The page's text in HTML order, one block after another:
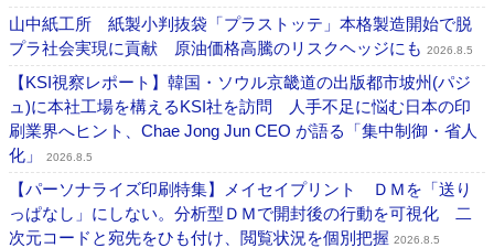
山中紙工所 紙製小判抜袋「プラストッテ」本格製造開始で脱
プラ社会実現に貢献 原油価格高騰のリスクヘッジにも 2026.8.5
【KSI視察レポート】韓国・ソウル京畿道の出版都市坡州(パジ
ュ)に本社工場を構えるKSI社を訪問 人手不足に悩む日本の印
刷業界へヒント、Chae Jong Jun CEO が語る「集中制御・省人
化」
2026.8.5
【パーソナライズ印刷特集】メイセイプリント ＤＭを「送り
っぱなし」にしない。分析型ＤＭで開封後の行動を可視化 二
次元コードと宛先をひも付け、閲覧状況を個別把握 2026.8.5